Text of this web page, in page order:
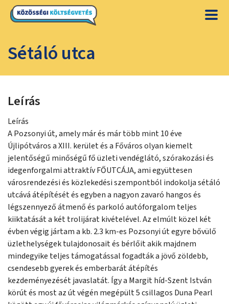
Sétáló utca
Leírás
Leírás
A Pozsonyi út, amely már és már több mint 10 éve
Újlipótváros a XIII. kerület és a Főváros olyan kiemelt
jelentőségű minőségű fő üzleti vendéglátó, szórakozási és
idegenforgalmi attraktív FŐUTCÁJA, ami együttesen
városrendezési és közlekedési szempontból indokolja sétáló
utcává átépítését és egyben a nagyon zavaró hangos és
légszennyező átmenő és parkoló autóforgalom teljes
kiiktatását a két trolijárat kivételével. Az elmúlt közel két
évben végig jártam a kb. 2.3 km-es Pozsonyi út egyre bővülő
üzlethelységek tulajdonosait és bérlőit akik majdnem
mindegyike teljes támogatással fogadták a jövő zöldebb,
csendesebb gyerek és emberbarát átépítés
kezdeményezését javaslatát. Így a Margit híd-Szent István
körút és most az út végén megépült 5 csillagos Duna Pearl